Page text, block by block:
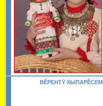
ВĔРЕНТŸ ХЫПАРĔСЕМ